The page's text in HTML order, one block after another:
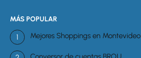
MÁS POPULAR
Mejores Shoppings en Montevideo